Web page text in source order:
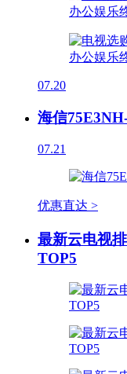
07.20
海信
07.21
优惠直达 >
最新云电视
TOP5